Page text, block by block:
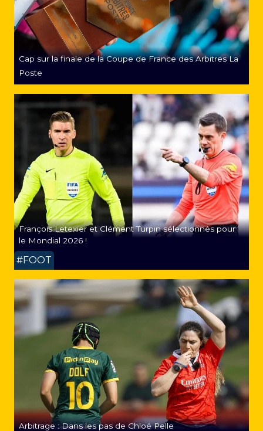
Cap sur la finale de la Coupe de France des Arbitres La
Poste
François Letexier et Clément Turpin sélectionnés pour
le Mondial 2026 !
#FOOT
Arbitrage : Dans les pas de Chloé Pelle